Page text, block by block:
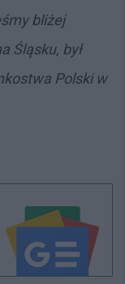
bliżej
Śląsku, był
Polski w